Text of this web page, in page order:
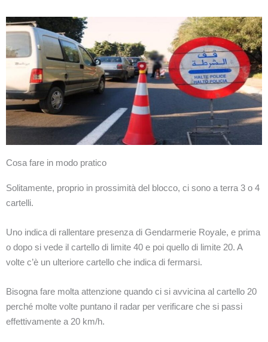
Cosa fare in modo pratico
Solitamente, proprio in prossimità del blocco, ci sono a terra 3 o 4
cartelli.
Uno indica di rallentare presenza di Gendarmerie Royale, e prima
o dopo si vede il cartello di limite 40 e poi quello di limite 20. A
volte c’è un ulteriore cartello che indica di fermarsi.
Bisogna fare molta attenzione quando ci si avvicina al cartello 20
perché molte volte puntano il radar per verificare che si passi
effettivamente a 20 km/h.